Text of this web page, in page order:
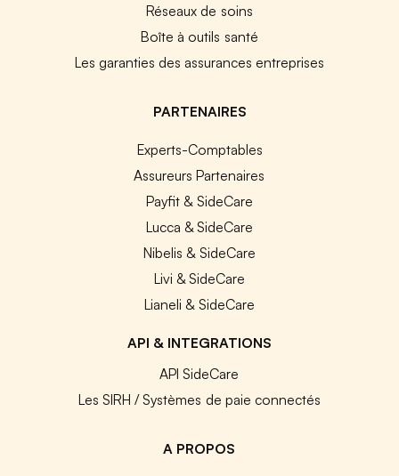
Réseaux de soins
Boîte à outils santé
Les garanties des assurances entreprises
PARTENAIRES
Experts-Comptables
Assureurs Partenaires
Payfit & SideCare
Lucca & SideCare
Nibelis & SideCare
Livi & SideCare
Lianeli & SideCare
API & INTEGRATIONS
API SideCare
Les SIRH / Systèmes de paie connectés
A PROPOS